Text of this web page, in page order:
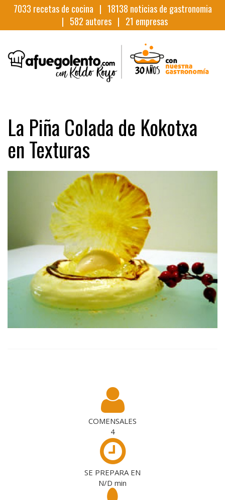
7033 recetas de cocina | 18138 noticias de gastronomia
| 582 autores | 21 empresas
La Piña Colada de Kokotxa
en Texturas
COMENSALES
4
SE PREPARA EN
N/D min